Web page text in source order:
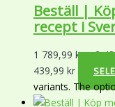
Beställ |
recept i
1 789,99 kr – 3
439,99 kr
variants. The